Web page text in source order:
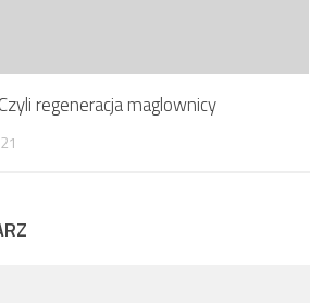
regeneracja maglownicy